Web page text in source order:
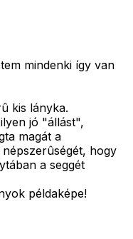
mindenki így van
kis lányka.
jó "állást",
magát a
hogy
a seggét
példaképe!